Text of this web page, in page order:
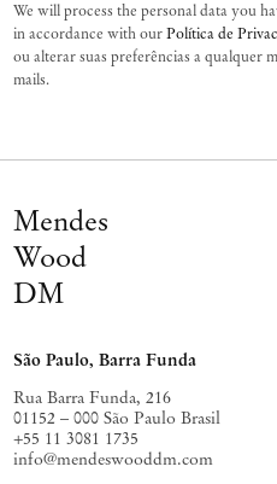
We will process the personal data you
in accordance with our Política de
ou alterar suas preferências a qualquer
mails.
Mendes
Wood
DM
São Paulo, Barra Funda
Rua Barra Funda, 216
01152 – 000 São Paulo Brasil
+55 11 3081 1735
info@mendeswooddm.com